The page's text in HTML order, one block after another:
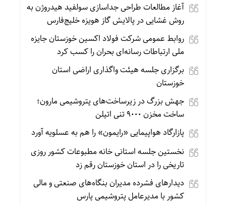
آغاز مطالعات طراحی جداسازی سولفید هیدروژن به
روش غشایی در پالایش گاز هویزه خلیج‌فارس
روابط‌ عمومی شرکت فولاد اکسین خوزستان جایزه
ملی ارتباطات رسانه‌ای بحران را کسب کرد
برگزاری جلسه هیئت واگذاری اراضی استان
خوزستان
جهش بزرگ در زیرساخت‌های پتروشیمی مارون؛
ساخت مخزن ۹۰۰۰ تنی اتیلن
پازارگاد هواپیمایی «رایمون» را هم به عسلویه آورد
نخستین جلسه استانی خانه مطبوعات کشور روزی
تاریخی را در استان خوزستان رقم زد
دیدارهای فشرده مدیران بنگاه‌های صنعتی و مالی
کشور با مدیرعامل پتروشیمی پارس